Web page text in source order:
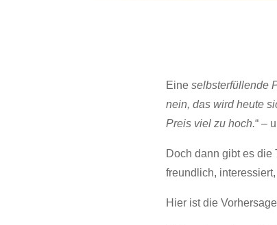
Eine selbsterfüllende
nein, das wird heute
Preis viel zu hoch.“ –
Doch dann gibt es die
freundlich,
Hier ist die